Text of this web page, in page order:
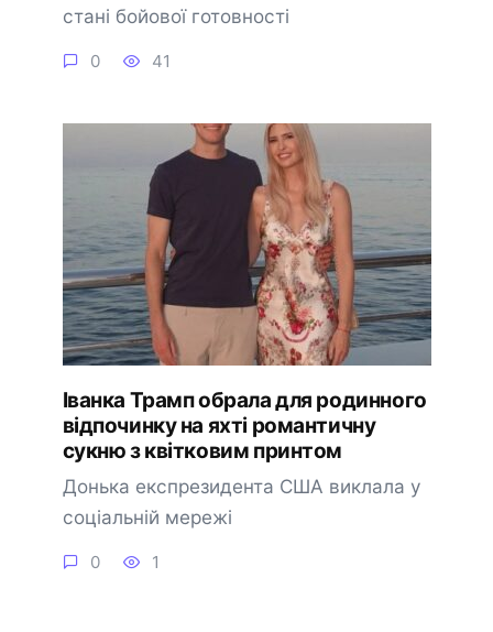
стані бойової готовності
0 41
Іванка Трамп обрала для родинного
відпочинку на яхті романтичну
сукню з квітковим принтом
Донька експрезидента США виклала у
соціальній мережі
0 1